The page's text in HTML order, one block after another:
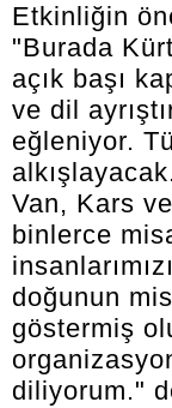
Etkinliğin
"Burada
açık başı
ve dil
eğleniyor.
Van, Kars
binlerce
doğunun
göstermiş
diliyorum."